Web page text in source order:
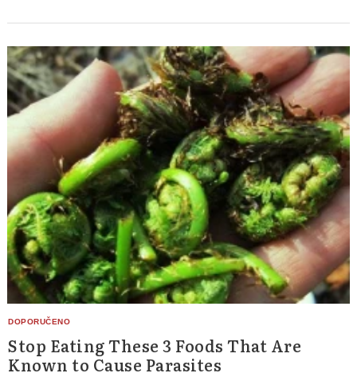
Stop Eating These 3 Foods That Are
Known to Cause Parasites